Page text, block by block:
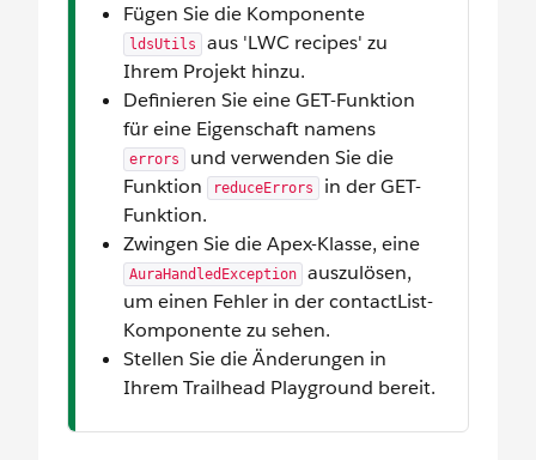
Fügen Sie die Komponente
ldsUtils
aus 'LWC recipes' zu
Ihrem Projekt hinzu.
Definieren Sie eine GET-Funktion
für eine Eigenschaft namens
errors
und verwenden Sie die
Funktion
reduceErrors
in der GET-
Funktion.
Zwingen Sie die Apex-Klasse, eine
AuraHandledException
auszulösen,
um einen Fehler in der contactList-
Komponente zu sehen.
Stellen Sie die Änderungen in
Ihrem Trailhead Playground bereit.